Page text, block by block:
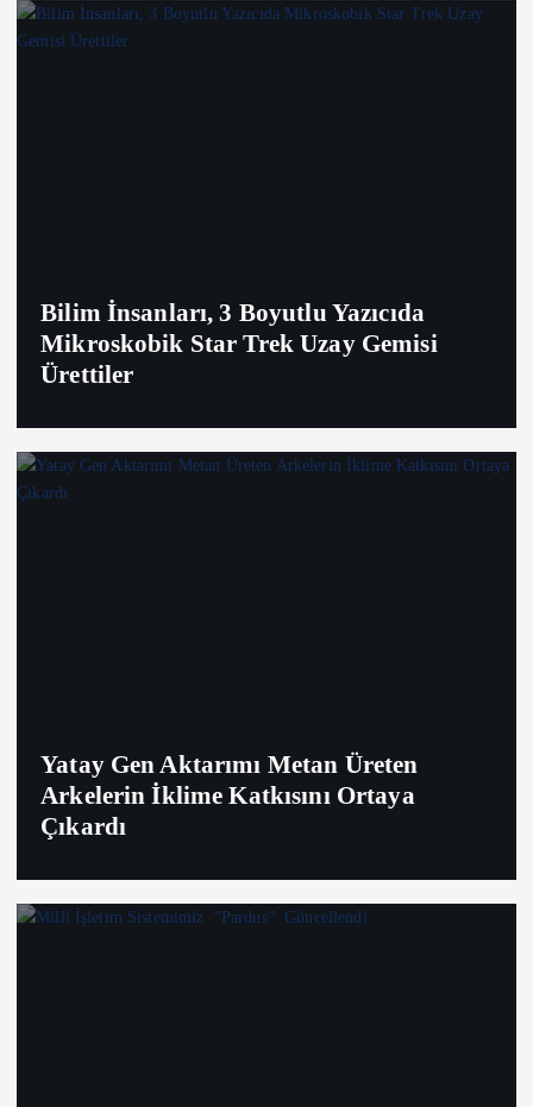
Bilim İnsanları, 3 Boyutlu Yazıcıda
Mikroskobik Star Trek Uzay Gemisi
Ürettiler
Yatay Gen Aktarımı Metan Üreten
Arkelerin İklime Katkısını Ortaya
Çıkardı